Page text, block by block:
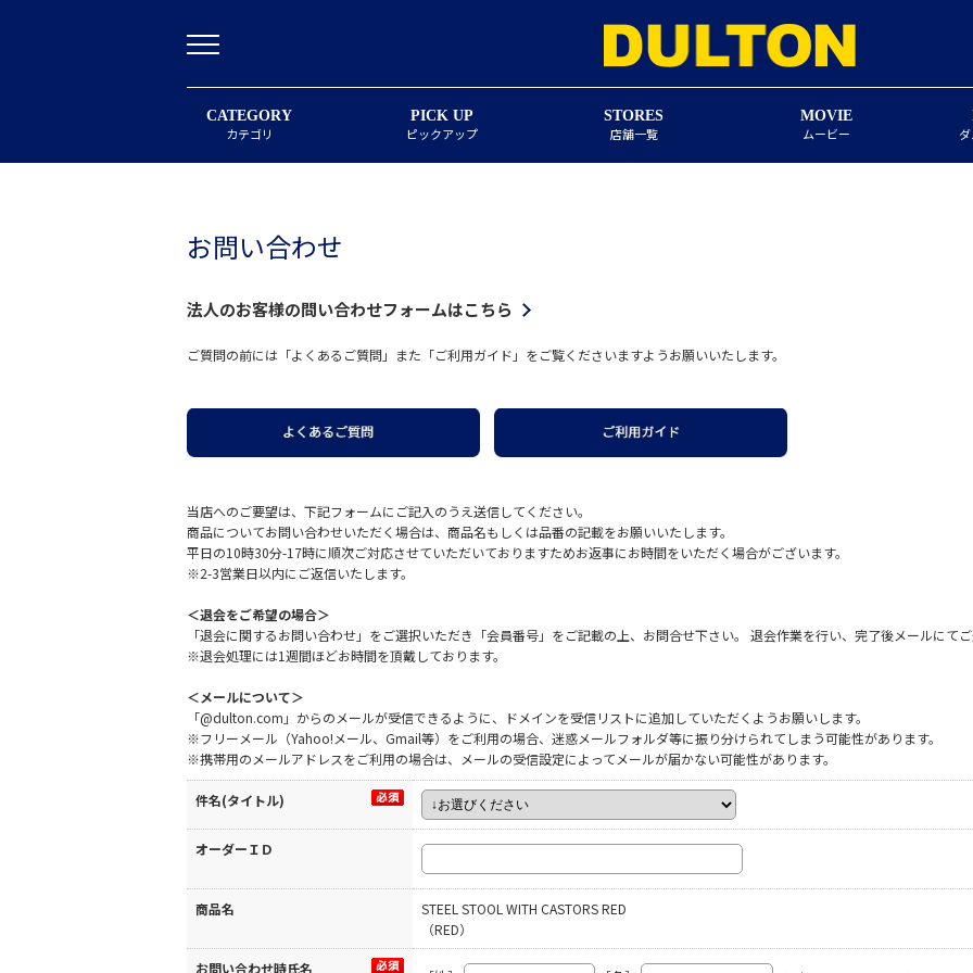
CATEGORY
カテゴリ
PICK UP
ピックアップ
STORES
店舗一覧
MOVIE
ムービー
お問い合わせ
法人のお客様の問い合わせフォームはこちら
ご質問の前には「よくあるご質問」また「ご利用ガイド」をご覧くださいますようお願いいたします。
当店へのご要望は、下記フォームにご記入のうえ送信してください。
商品についてお問い合わせいただく場合は、商品名もしくは品番の記載をお願いいたします。
平日の10時30分-17時に順次ご対応させていただいておりますためお返事にお時間をいただく場合がございます。
※2-3営業日以内にご返信いたします。
＜退会をご希望の場合＞
「退会に関するお問い合わせ」をご選択いただき「会員番号」をご記載の上、お問合せ下さい。 退会作業を行い、完了後メールにてご
※退会処理には1週間ほどお時間を頂戴しております。
＜メールについて＞
「@dulton.com」からのメールが受信できるように、ドメインを受信リストに追加していただくようお願いします。
※フリーメール（Yahoo!メール、Gmail等）をご利用の場合、迷惑メールフォルダ等に振り分けられてしまう可能性があります。
※携帯用のメールアドレスをご利用の場合は、メールの受信設定によってメールが届かない可能性があります。
件名(タイトル)
オーダーＩＤ
商品名
STEEL STOOL WITH CASTORS RED
（RED）
お問い合わせ時氏名